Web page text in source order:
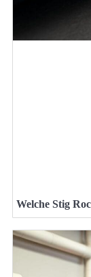
Welche Stig